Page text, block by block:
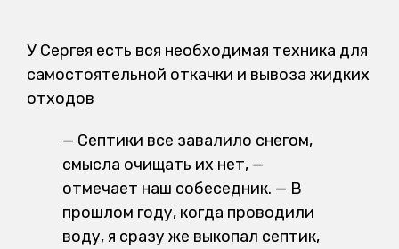
У Сергея есть вся необходимая техника для
самостоятельной откачки и вывоза жидких
отходов
— Септики все завалило снегом,
смысла очищать их нет, —
отмечает наш собеседник. — В
прошлом году, когда проводили
воду, я сразу же выкопал септик,